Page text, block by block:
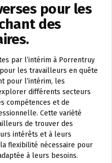
pour les
des
par l’intérim à Porrentruy
les travailleurs en quête
pour l’intérim, les
différents secteurs
compétences et de
Cette variété
de trouver des
intérêts et à leurs
flexibilité nécessaire pour
à leurs besoins.